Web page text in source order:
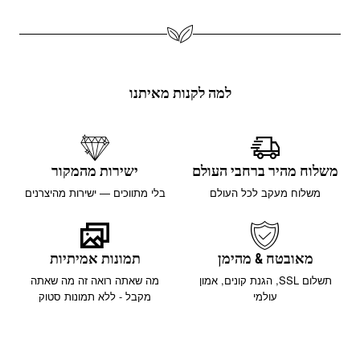
למה לקנות מאיתנו
משלוח מהיר ברחבי העולם
משלוח מעקב לכל העולם
ישירות מהמקור
בלי מתווכים — ישירות מהיצרנים
מאובטח & מהימן
תשלום SSL, הגנת קונים, אמון
עולמי
תמונות אמיתיות
מה שאתה רואה זה מה שאתה
מקבל - ללא תמונות סטוק